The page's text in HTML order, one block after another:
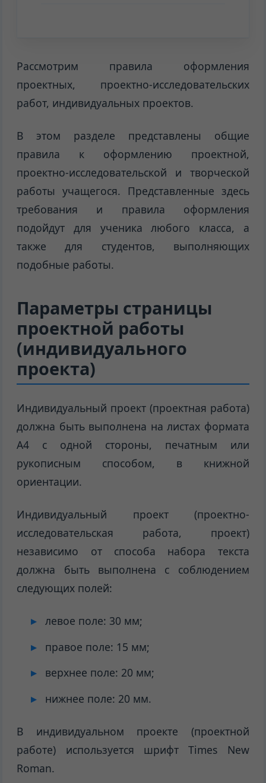
Рассмотрим правила оформления
проектных, проектно-исследовательских
работ, индивидуальных проектов.
В этом разделе представлены общие
правила к оформлению проектной,
проектно-исследовательской и творческой
работы учащегося. Представленные здесь
требования и правила оформления
подойдут для ученика любого класса, а
также для студентов, выполняющих
подобные работы.
Параметры страницы
проектной работы
(индивидуального
проекта)
Индивидуальный проект (проектная работа)
должна быть выполнена на листах формата
А4 с одной стороны, печатным или
рукописным способом, в книжной
ориентации.
Индивидуальный проект (проектно-
исследовательская работа, проект)
независимо от способа набора текста
должна быть выполнена с соблюдением
следующих полей:
левое поле: 30 мм;
правое поле: 15 мм;
верхнее поле: 20 мм;
нижнее поле: 20 мм.
В индивидуальном проекте (проектной
работе) используется шрифт Times New
Roman.